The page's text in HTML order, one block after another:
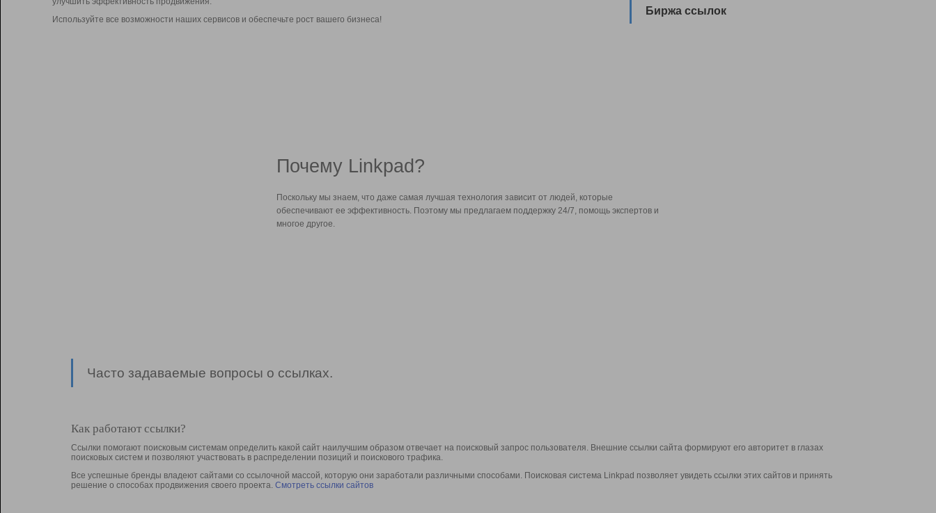
Используйте все возможности наших сервисов и обеспечьте рост вашего бизнеса!
Биржа ссылок
Почему Linkpad?
Поскольку мы знаем, что даже самая лучшая технология зависит от людей, которые
обеспечивают ее эффективность. Поэтому мы предлагаем поддержку 24/7, помощь экспертов и
многое другое.
Часто задаваемые вопросы о ссылках.
Как работают ссылки?
Ссылки помогают поисковым системам определить какой сайт наилучшим образом отвечает на поисковый запрос пользователя. Внешние ссылки сайта формируют его авторитет в глазах
поисковых систем и позволяют участвовать в раcпределении позиций и поискового трафика.
Все успешные бренды владеют сайтами со ссылочной массой, которую они заработали различными способами. Поисковая система Linkpad позволяет увидеть ссылки этих сайтов и принять
решение о способах продвижения своего проекта. Смотреть ссылки сайтов